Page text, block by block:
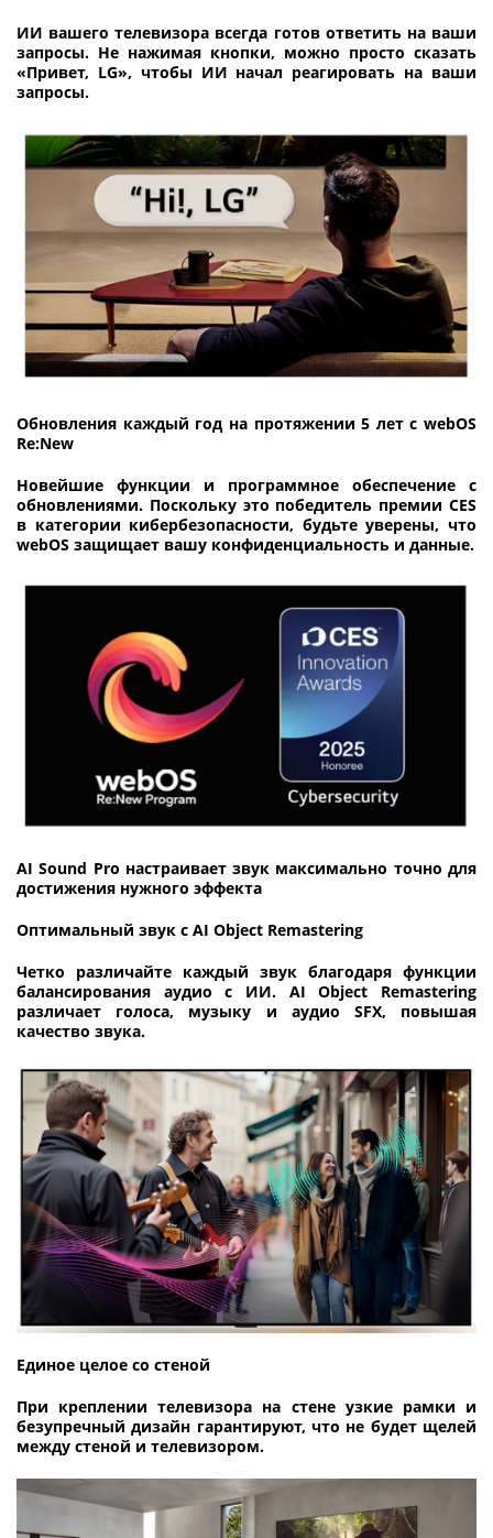
ИИ вашего телевизора всегда готов ответить на ваши
запросы. Не нажимая кнопки, можно просто сказать
«Привет, LG», чтобы ИИ начал реагировать на ваши
запросы.
Обновления каждый год на протяжении 5 лет с webOS
Re:New
Новейшие функции и программное обеспечение с
обновлениями. Поскольку это победитель премии CES
в категории кибербезопасности, будьте уверены, что
webOS защищает вашу конфиденциальность и данные.
AI Sound Pro настраивает звук максимально точно для
достижения нужного эффекта
Оптимальный звук с AI Object Remastering
Четко различайте каждый звук благодаря функции
балансирования аудио с ИИ. AI Object Remastering
различает голоса, музыку и аудио SFX, повышая
качество звука.
Единое целое со стеной
При креплении телевизора на стене узкие рамки и
безупречный дизайн гарантируют, что не будет щелей
между стеной и телевизором.